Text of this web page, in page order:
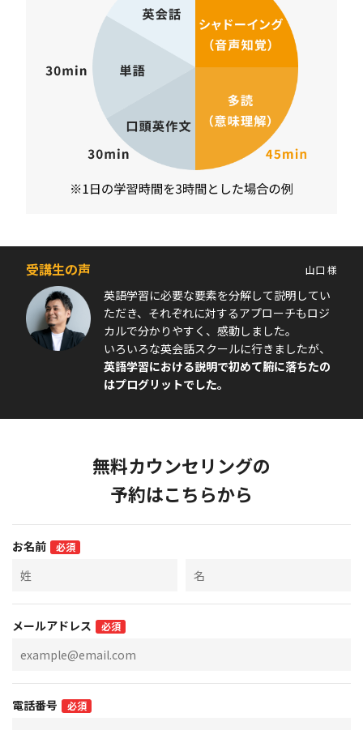
受講生の声 山口 様
英語学習に必要な要素を分解して説明してい
ただき、それぞれに対するアプローチもロジ
カルで分かりやすく、感動しました。
いろいろな英会話スクールに行きましたが、
英語学習における説明で初めて腑に落ちたの
はプログリットでした。
無料カウンセリングの
予約はこちらから
お名前 必須
メールアドレス 必須
電話番号 必須